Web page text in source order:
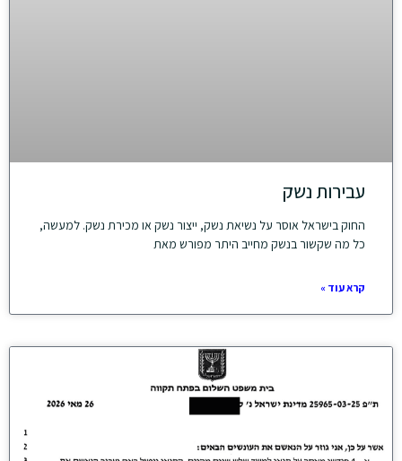
עבירות נשק
החוק בישראל אוסר על נשיאת נשק, ייצור נשק או מכירת נשק. למעשה,
כל מה שקשור בנשק מחייב היתר מפורש מאת
קרא עוד »